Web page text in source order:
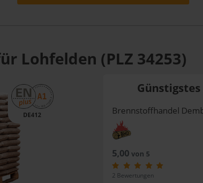
Lohfelden (PLZ 34253)
DE412 Brennstoffhandel
5,00 von 5
2 Bewertungen